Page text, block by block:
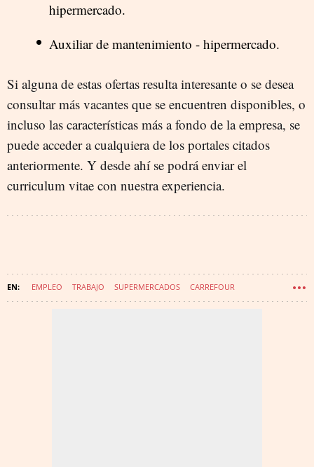
hipermercado.
Auxiliar de mantenimiento - hipermercado.
Si alguna de estas ofertas resulta interesante o se desea
consultar más vacantes que se encuentren disponibles, o
incluso las características más a fondo de la empresa, se
puede acceder a cualquiera de los portales citados
anteriormente. Y desde ahí se podrá enviar el
curriculum vitae con nuestra experiencia.
EMPLEO TRABAJO SUPERMERCADOS CARREFOUR